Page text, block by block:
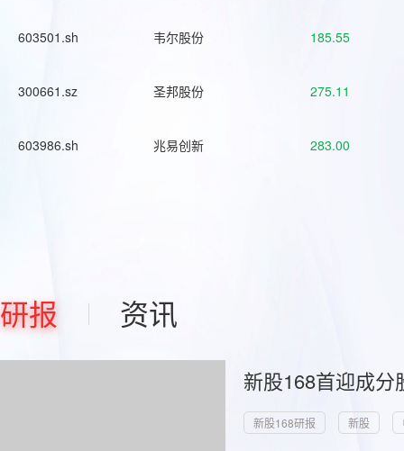
603501.sh 韦尔股份 185.55
300661.sz 圣邦股份 275.11
603986.sh 兆易创新 283.00
研报 资讯
新股168首迎成
新股168研报 新股